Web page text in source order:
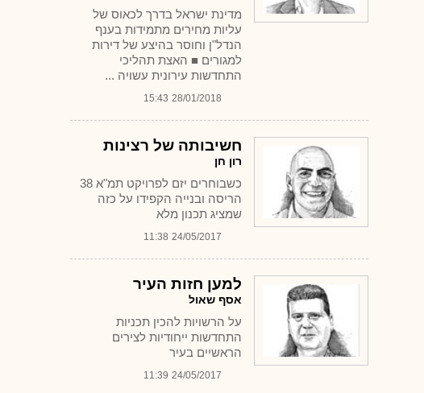
מדינת ישראל בדרך לכאוס של
עליות מחירים מתמידות בענף
הנדל"ן וחוסר בהיצע של דירות
למגורים ■ האצת תהליכי
התחדשות עירונית עשויה ...
28/01/2018
15:43
חשיבותה של רצינות
רון חן
כשבוחרים יזם לפרויקט תמ"א 38
הריסה ובנייה הקפידו על כזה
שמציג תכנון מלא
24/05/2017
11:38
למען חזות העיר
אסף שאול
על הרשויות להכין תכניות
התחדשות ייחודיות לצירים
הראשיים בעיר
24/05/2017
11:39